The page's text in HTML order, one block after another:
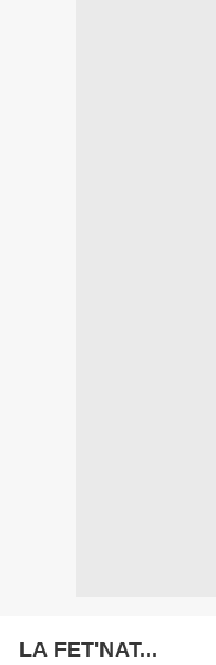
LA FET'NAT...